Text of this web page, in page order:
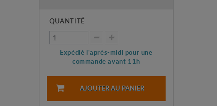
QUANTITÉ
Expédié l'après-midi pour une
commande avant 11h
AJOUTER AU PANIER